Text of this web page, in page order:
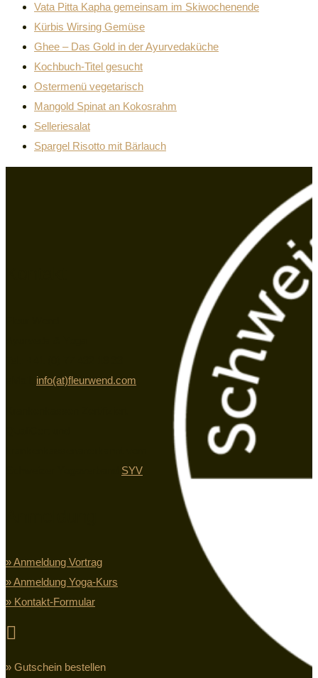
Vata Pitta Kapha gemeinsam im Skiwochenende
Kürbis Wirsing Gemüse
Ghee – Das Gold in der Ayurvedaküche
Kochbuch-Titel gesucht
Ostermenü vegetarisch
Mangold Spinat an Kokosrahm
Selleriesalat
Spargel Risotto mit Bärlauch
info(at)fleurwend.com
SYV
» Anmeldung Vortrag
» Anmeldung Yoga-Kurs
» Kontakt-Formular

» Gutschein bestellen